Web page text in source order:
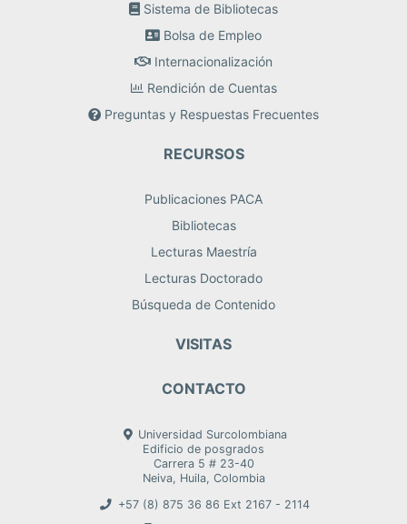
Sistema de Bibliotecas
Bolsa de Empleo
Internacionalización
Rendición de Cuentas
Preguntas y Respuestas Frecuentes
RECURSOS
Publicaciones PACA
Bibliotecas
Lecturas Maestría
Lecturas Doctorado
Búsqueda de Contenido
VISITAS
CONTACTO
Universidad Surcolombiana
Edificio de posgrados
Carrera 5 # 23-40
Neiva, Huila, Colombia
+57 (8) 875 36 86 Ext 2167 - 2114